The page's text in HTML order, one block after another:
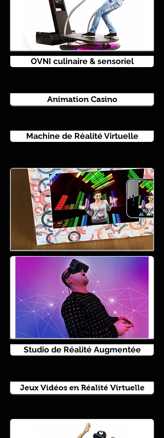
OVNI culinaire & sensoriel
Animation Casino
Machine de Réalité Virtuelle
Studio de Réalité Augmentée
Jeux Vidéos en Réalité Virtuelle